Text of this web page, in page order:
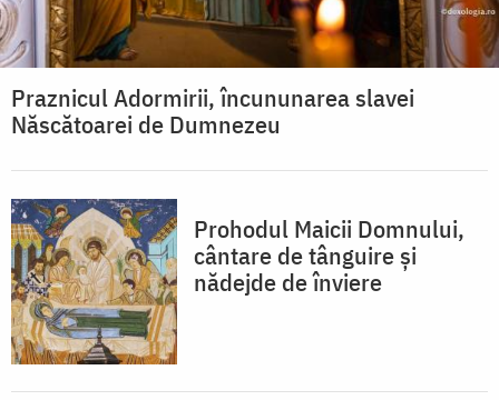
Praznicul Adormirii, încununarea slavei
Născătoarei de Dumnezeu
Prohodul Maicii Domnului,
cântare de tânguire și
nădejde de înviere